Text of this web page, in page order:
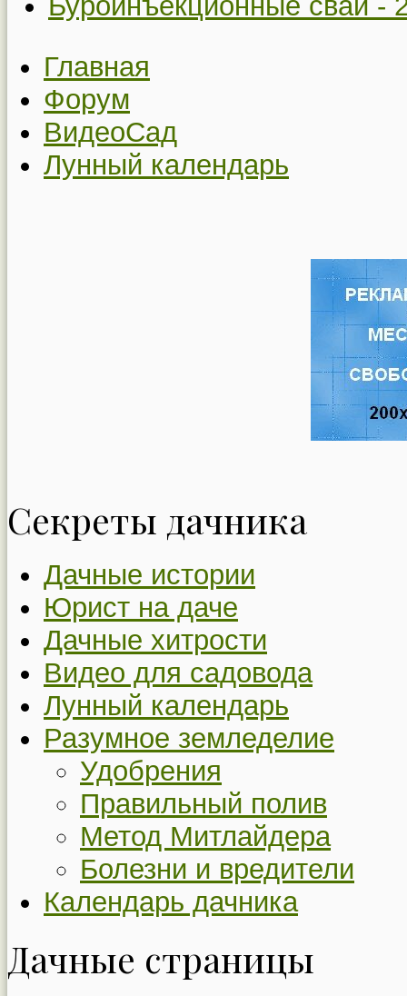
Главная
Форум
ВидеоСад
Лунный календарь
Секреты дачника
Дачные истории
Юрист на даче
Дачные хитрости
Видео для садовода
Лунный календарь
Разумное земледелие
Удобрения
Правильный полив
Метод Митлайдера
Болезни и вредители
Календарь дачника
Дачные страницы